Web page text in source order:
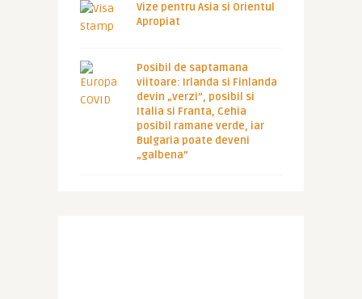
Vize pentru Asia si Orientul
Apropiat
Posibil de saptamana
viitoare: Irlanda si Finlanda
devin „verzi”, posibil si
Italia si Franta, Cehia
posibil ramane verde, iar
Bulgaria poate deveni
„galbena”